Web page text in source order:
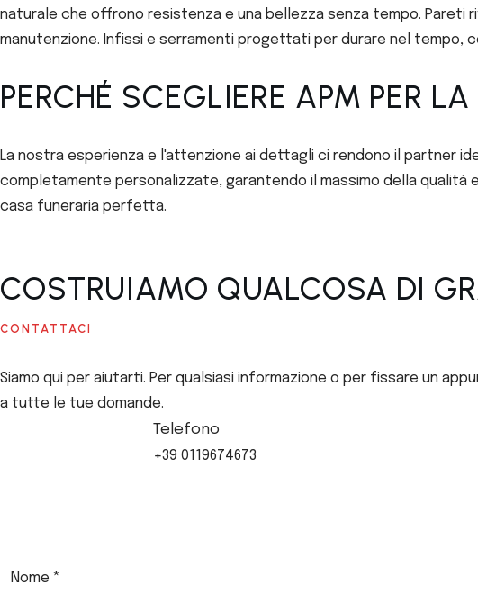
naturale che offrono resistenza e una bellezza senza tempo.
manutenzione. Infissi e serramenti progettati per durare nel tempo,
PERCHÉ SCEGLIERE APM PER
La nostra esperienza e l'attenzione ai dettagli ci rendono il partner
completamente personalizzate, garantendo il massimo della
casa funeraria perfetta.
COSTRUIAMO QUALCOSA DI
CONTATTACI
Siamo qui per aiutarti. Per qualsiasi informazione o per fissare un
a tutte le tue domande.
Telefono
+39 0119674673
Nome *